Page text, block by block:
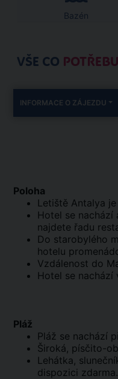
Bazén
VŠE CO
INFORMACE O ZÁJEZDU
Poloha
Letiště Antalya
Hotel se nachází
najdete řadu
Do starobylého
hotelu
Vzdálenost do
Hotel se nachází
Pláž
Pláž se nachází
Široká, písčito-
Lehátka,
dispozici zdarma.